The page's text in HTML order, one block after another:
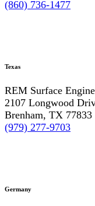
(860) 736-1477
Texas
REM Surface
2107 Longwood
Brenham, TX 77833
(979) 277-9703
Germany